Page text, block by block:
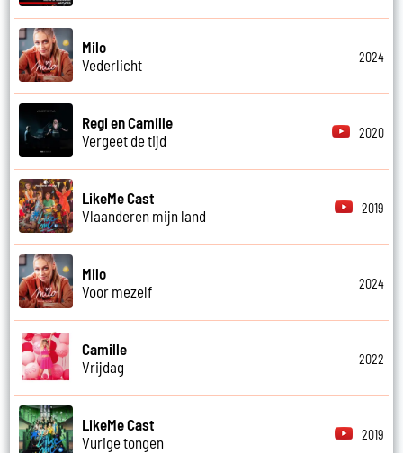
Milo
Vederlicht
2024
Regi en Camille
Vergeet de tijd
2020
LikeMe Cast
Vlaanderen mijn land
2019
Milo
Voor mezelf
2024
Camille
Vrijdag
2022
LikeMe Cast
Vurige tongen
2019